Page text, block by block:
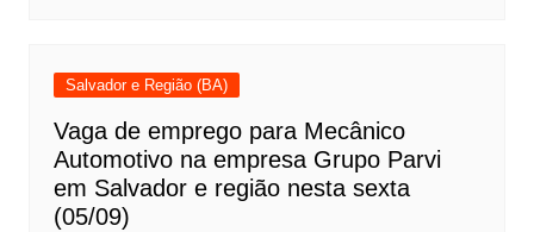
Salvador e Região (BA)
Vaga de emprego para Mecânico
Automotivo na empresa Grupo Parvi
em Salvador e região nesta sexta
(05/09)